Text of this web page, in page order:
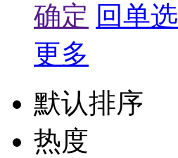
确定 回单选
更多
默认排序
热度